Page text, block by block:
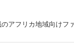
アフリカ地域向けフ